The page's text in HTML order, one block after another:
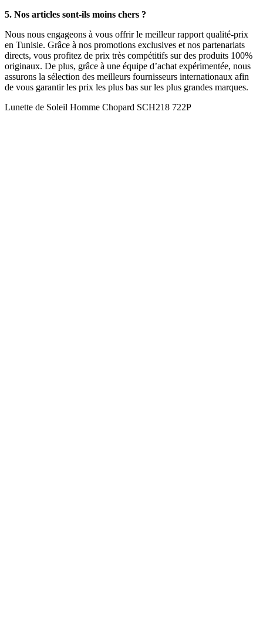
5. Nos articles sont-ils moins chers ?
Nous nous engageons à vous offrir le meilleur rapport qualité-prix
en Tunisie. Grâce à nos promotions exclusives et nos partenariats
directs, vous profitez de prix très compétitifs sur des produits 100%
originaux. De plus, grâce à une équipe d’achat expérimentée, nous
assurons la sélection des meilleurs fournisseurs internationaux afin
de vous garantir les prix les plus bas sur les plus grandes marques.
Lunette de Soleil Homme Chopard SCH218 722P